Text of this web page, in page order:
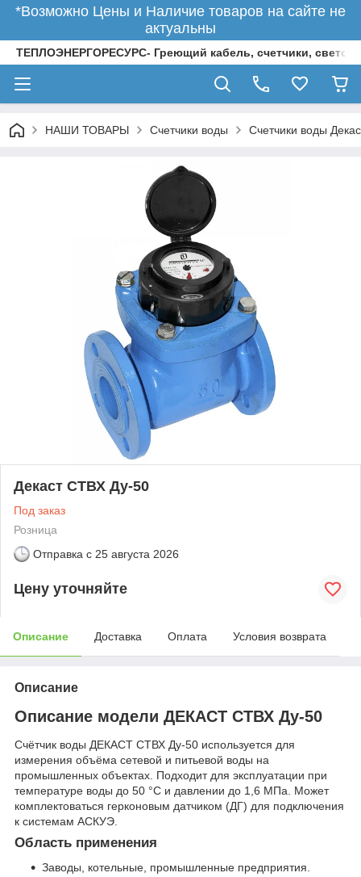
*Возможно Цены и Наличие товаров на сайте не
актуальны
ТЕПЛОЭНЕРГОРЕСУРС- Греющий кабель, счетчики,
НАШИ ТОВАРЫ Счетчики воды Счетчики воды
Декаст СТВХ Ду-50
Под заказ
Розница
Отправка с 25 августа 2026
Цену уточняйте
Описание Доставка Оплата Условия возврата
Описание
Описание модели ДЕКАСТ СТВХ Ду-50
Счётчик воды ДЕКАСТ СТВХ Ду-50 используется для
измерения объёма сетевой и питьевой воды на
промышленных объектах. Подходит для эксплуатации при
температуре воды до 50 °C и давлении до 1,6 МПа. Может
комплектоваться герконовым датчиком (ДГ) для подключения
к системам АСКУЭ.
Область применения
Заводы, котельные, промышленные предприятия.